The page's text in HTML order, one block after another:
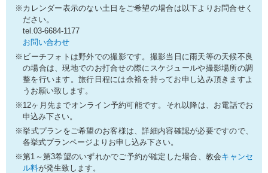
※カレンダー表示のない土日をご希望の場合は以下よりお問合せく
ださい。
tel.03-6684-1177
お問い合わせ
※ビーチフォトは野外での撮影です。撮影当日に雨天等の天候不良
の場合は、現地でのお打合せの際にスケジュールや撮影場所の調
整を行います。旅行日程には余裕を持ってお申し込み頂きますよ
うお願い致します。
※12ヶ月先までオンライン予約可能です。それ以降は、お電話でお
申込み下さい。
※挙式プランをご希望のお客様は、詳細内容確認が必要ですので、
各挙式プランページよりお申し込み下さい。
※第1～第3希望のいずれかでご予約が確定した場合、教会キャンセ
ル料が発生致します。